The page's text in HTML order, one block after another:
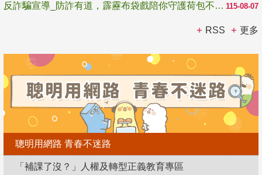
115-08-07
反詐騙宣導_防詐有道，霹靂布袋戲陪你守護荷包不受騙
RSS 更多
聰明用網路 青春不迷路
「補課了沒？」人權及轉型正義教育專區